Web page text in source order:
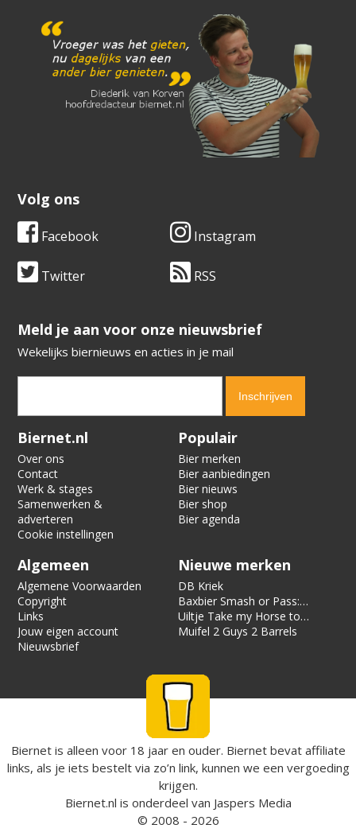
Volg ons
Facebook Instagram
Twitter RSS
​​​​​​​Meld je aan voor onze nieuwsbrief
Wekelijks biernieuws en acties in je mail
Verification code:
Biernet.nl
Over ons
Contact
Werk & stages
Samenwerken &
adverteren
Cookie instellingen
Populair
Bier merken
Bier aanbiedingen
Bier nieuws
Bier shop
Bier agenda
Algemeen
Algemene Voorwaarden
Copyright
Links
Jouw eigen account
Nieuwsbrief
Nieuwe merken
DB Kriek
Baxbier Smash or Pass:
Strata
Uiltje Take my Horse to
the Hotel Room
Muifel 2 Guys 2 Barrels
Biernet is alleen voor 18 jaar en ouder. Biernet bevat affiliate
links, als je iets bestelt via zo’n link, kunnen we een vergoeding
krijgen.
Biernet.nl is onderdeel van Jaspers Media
© 2008 - 2026